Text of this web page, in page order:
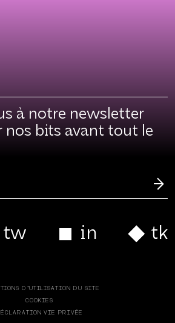
à notre newsletter
nos bits avant tout le
D’UTILISATION DU SITE
COOKIES
VIE PRIVÉE